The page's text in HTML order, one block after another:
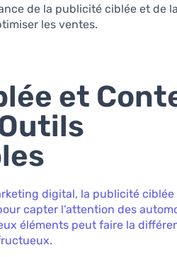
de la publicité ciblée et de
les ventes.
et
digital, la publicité
capter l’attention des
éléments peut faire la